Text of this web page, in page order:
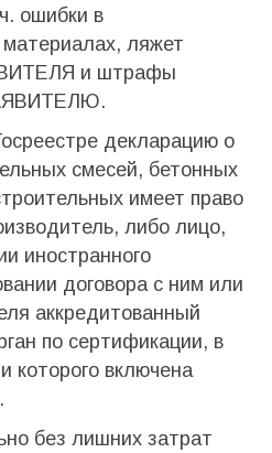
ошибки в
ляжет
и штрафы
декларацию о
смесей, бетонных
имеет право
либо лицо,
иностранного
договора с ним или
аккредитованный
по сертификации, в
которого включена
без лишних затрат